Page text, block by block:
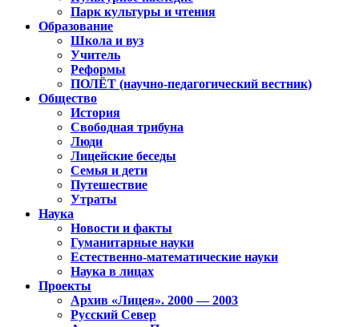
Парк культуры и чтения
Образование
Школа и вуз
Учитель
Реформы
ПОЛЁТ (научно-педагогический вестник)
Общество
История
Свободная трибуна
Люди
Лицейские беседы
Семья и дети
Путешествие
Утраты
Наука
Новости и факты
Гуманитарные науки
Естественно-математические науки
Наука в лицах
Проекты
Архив «Лицея». 2000 — 2003
Русский Север